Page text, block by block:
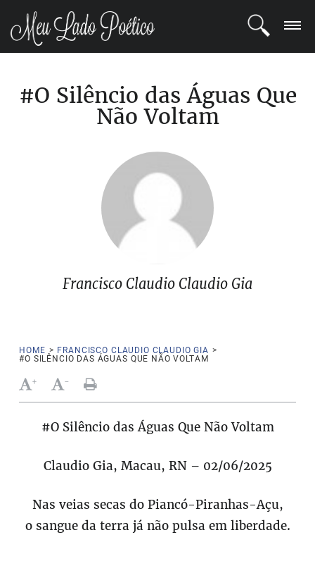
REGISTRO
#O Silêncio das Águas Que
Não Voltam
Francisco Claudio Claudio Gia
HOME > FRANCISCO CLAUDIO CLAUDIO GIA >
#O SILÊNCIO DAS ÁGUAS QUE NÃO VOLTAM
+ -
#O Silêncio das Águas Que Não Voltam
Claudio Gia, Macau, RN – 02/06/2025
Nas veias secas do Piancó-Piranhas-Açu,
o sangue da terra já não pulsa em liberdade.